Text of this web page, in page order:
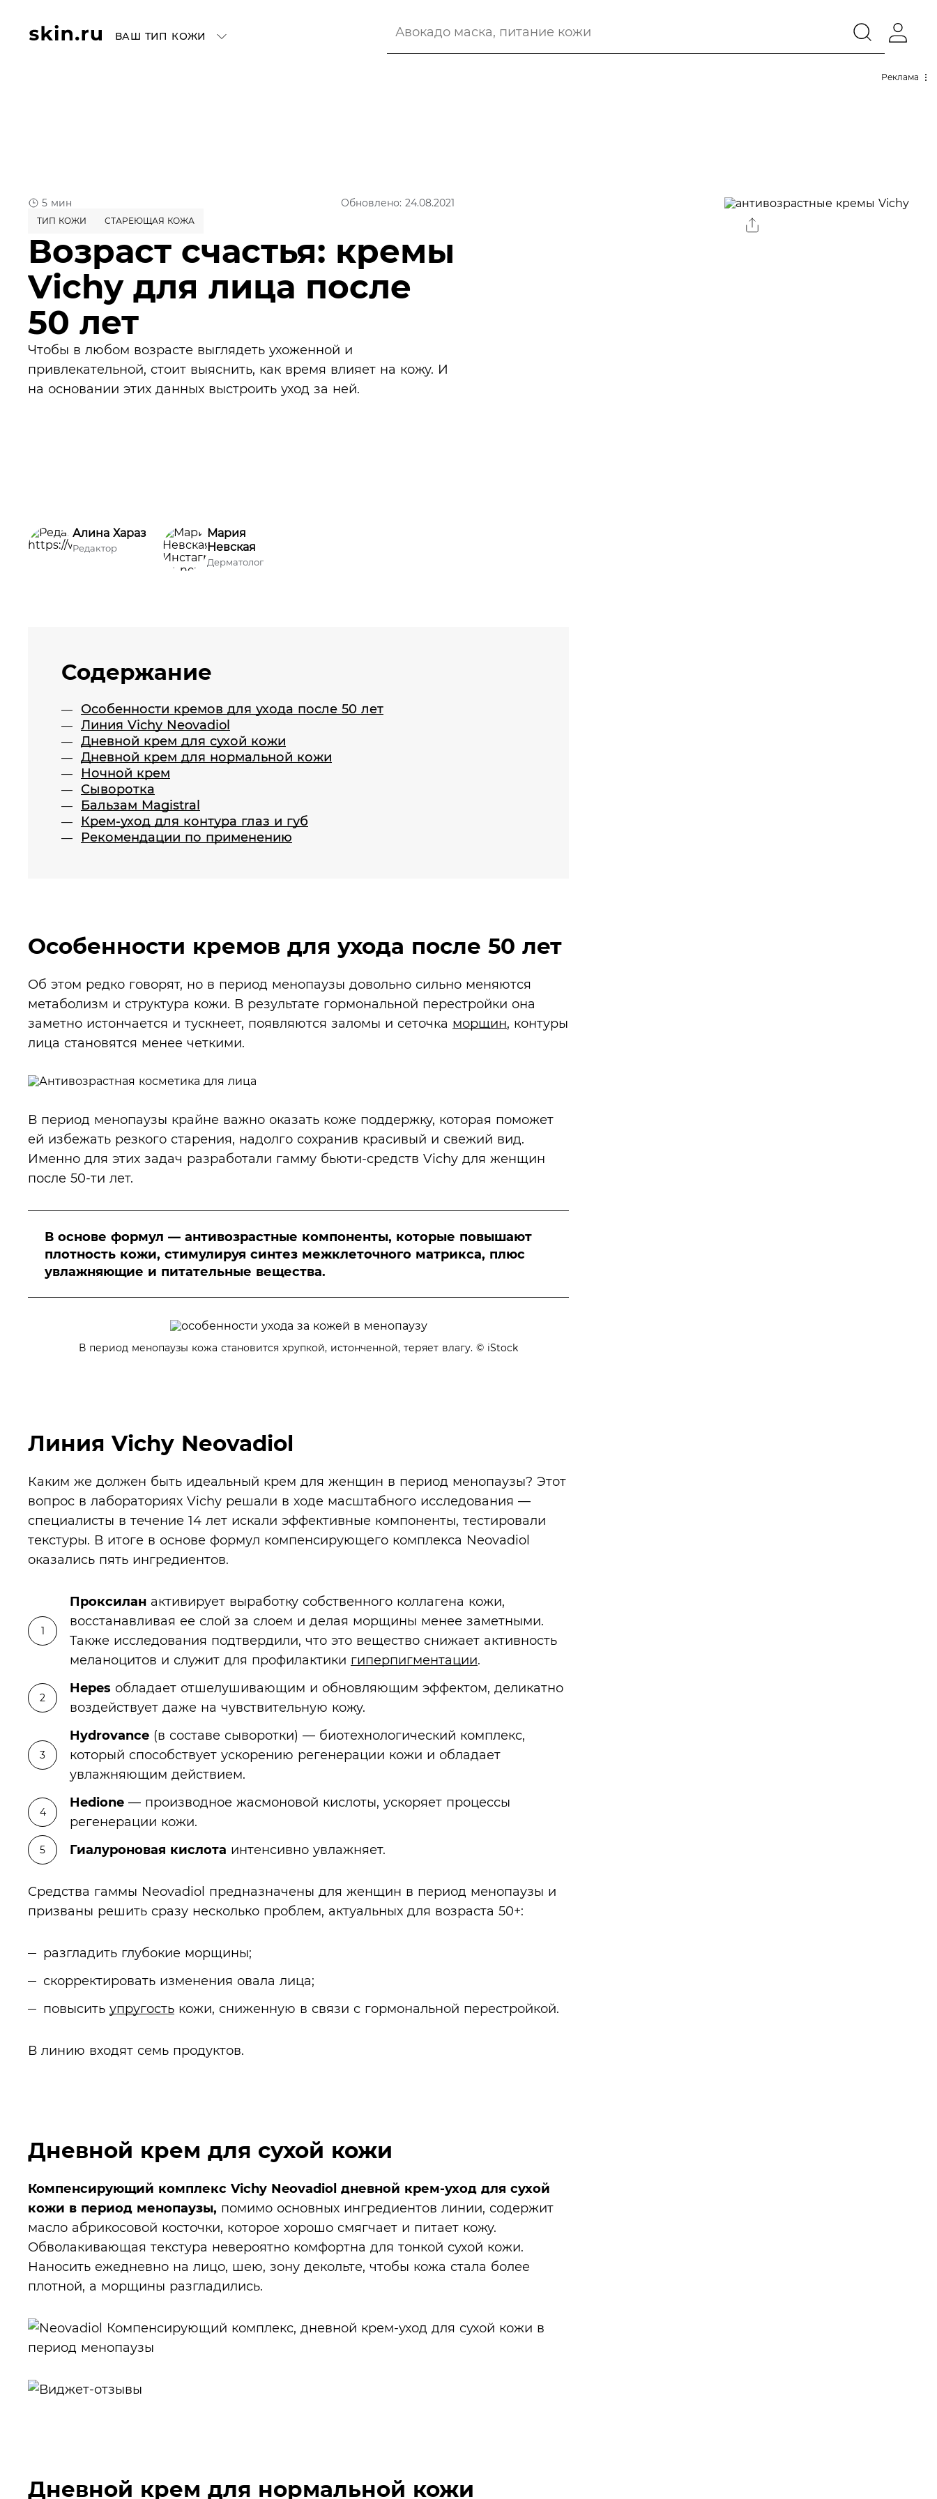
ВАШ ТИП КОЖИ
Реклама
5 мин Обновлено: 24.08.2021
ТИП КОЖИ СТАРЕЮЩАЯ КОЖА
Возраст счастья: кремы
Vichy для лица после
50 лет
Чтобы в любом возрасте выглядеть ухоженной и
привлекательной, стоит выяснить, как время влияет на кожу. И
на основании этих данных выстроить уход за ней.
Алина Хараз
Редактор
Мария
Невская
Дерматолог
Содержание
Особенности кремов для ухода после 50 лет
Линия Vichy Neovadiol
Дневной крем для сухой кожи
Дневной крем для нормальной кожи
Ночной крем
Сыворотка
Бальзам Magistral
Крем-уход для контура глаз и губ
Рекомендации по применению
Особенности кремов для ухода после 50 лет
Об этом редко говорят, но в период менопаузы довольно сильно меняются
метаболизм и структура кожи. В результате гормональной перестройки она
заметно истончается и тускнеет, появляются заломы и сеточка морщин, контуры
лица становятся менее четкими.
В период менопаузы крайне важно оказать коже поддержку, которая поможет
ей избежать резкого старения, надолго сохранив красивый и свежий вид.
Именно для этих задач разработали гамму бьюти-средств Vichy для женщин
после 50-ти лет.
В основе формул — антивозрастные компоненты, которые повышают
плотность кожи, стимулируя синтез межклеточного матрикса, плюс
увлажняющие и питательные вещества.
В период менопаузы кожа становится хрупкой, истонченной, теряет влагу. © iStock
Линия Vichy Neovadiol
Каким же должен быть идеальный крем для женщин в период менопаузы? Этот
вопрос в лабораториях Vichy решали в ходе масштабного исследования —
специалисты в течение 14 лет искали эффективные компоненты, тестировали
текстуры. В итоге в основе формул компенсирующего комплекса Neovadiol
оказались пять ингредиентов.
Проксилан активирует выработку собственного коллагена кожи,
восстанавливая ее слой за слоем и делая морщины менее заметными.
Также исследования подтвердили, что это вещество снижает активность
меланоцитов и служит для профилактики гиперпигментации.
Hepes обладает отшелушивающим и обновляющим эффектом, деликатно
воздействует даже на чувствительную кожу.
Hydrovance (в составе сыворотки) — биотехнологический комплекс,
который способствует ускорению регенерации кожи и обладает
увлажняющим действием.
Hedione — производное жасмоновой кислоты, ускоряет процессы
регенерации кожи.
Гиалуроновая кислота интенсивно увлажняет.
Средства гаммы Neovadiol предназначены для женщин в период менопаузы и
призваны решить сразу несколько проблем, актуальных для возраста 50+:
разгладить глубокие морщины;
скорректировать изменения овала лица;
повысить упругость кожи, сниженную в связи с гормональной перестройкой.
В линию входят семь продуктов.
Дневной крем для сухой кожи
Компенсирующий комплекс Vichy Neovadiol дневной крем-уход для сухой
кожи в период менопаузы, помимо основных ингредиентов линии, содержит
масло абрикосовой косточки, которое хорошо смягчает и питает кожу.
Обволакивающая текстура невероятно комфортна для тонкой сухой кожи.
Наносить ежедневно на лицо, шею, зону декольте, чтобы кожа стала более
плотной, а морщины разгладились.
Дневной крем для нормальной кожи